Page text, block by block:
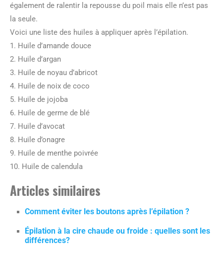
également de ralentir la repousse du poil mais elle n’est pas
la seule.
Voici une liste des huiles à appliquer après l’épilation.
1. Huile d’amande douce
2. Huile d’argan
3. Huile de noyau d’abricot
4. Huile de noix de coco
5. Huile de jojoba
6. Huile de germe de blé
7. Huile d’avocat
8. Huile d’onagre
9. Huile de menthe poivrée
10. Huile de calendula
Articles similaires
Comment éviter les boutons après l’épilation ?
Épilation à la cire chaude ou froide : quelles sont les
différences?